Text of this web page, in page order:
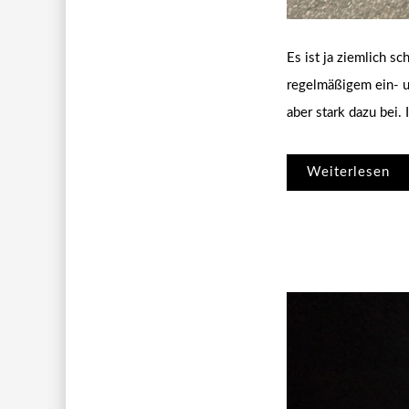
Es ist ja ziemlich
regelmäßigem ein-
aber stark dazu bei.
Weiterlesen